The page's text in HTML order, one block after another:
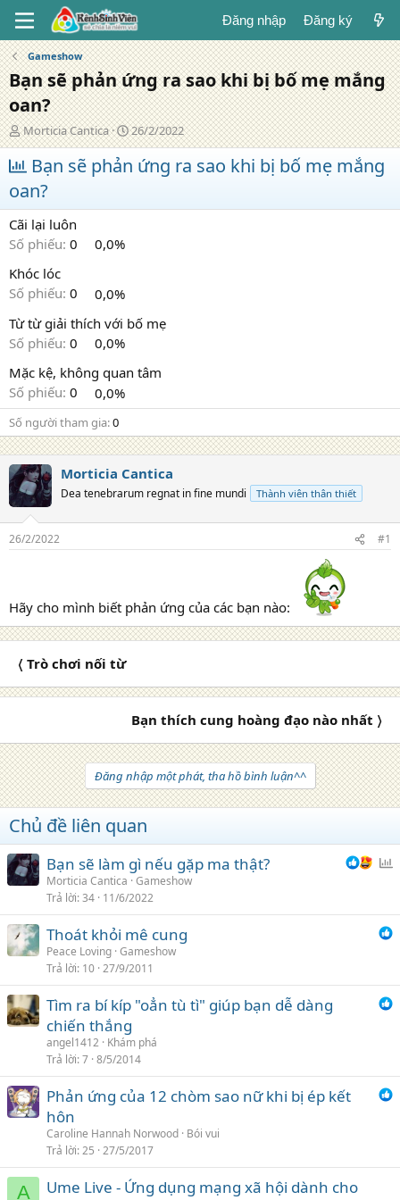
Đăng nhập Đăng ký
Gameshow
Bạn sẽ phản ứng ra sao khi bị bố mẹ mắng
oan?
T
á
c
g
i
ả
Morticia Cantica
N
g
à
y
ă
26/2/2022
Bạn sẽ phản ứng ra sao khi bị bố mẹ mắng
oan?
Cãi lại luôn
Số phiếu: 0
0,0%
Khóc lóc
Số phiếu: 0
0,0%
Từ từ giải thích với bố mẹ
Số phiếu: 0
0,0%
Mặc kệ, không quan tâm
Số phiếu: 0 0,0%
Số người tham gia 0
Morticia Cantica
Dea tenebrarum regnat in fine mundi Thành viên thân thiết
26/2/2022 #1
Hãy cho mình biết phản ứng của các bạn nào:
〈 Trò chơi nối từ
Bạn thích cung hoàng đạo nào nhất 〉
Đăng nhập một phát, tha hồ bình luận^^
Chủ đề liên quan
h
c
Bạn sẽ làm gì nếu gặp ma thật?
Morticia Cantica Gameshow
Trả lời 34 11/6/2022
Thoát khỏi mê cung
Peace Loving Gameshow
Trả lời 10 27/9/2011
Tìm ra bí kíp "oẳn tù tì" giúp bạn dễ dàng
chiến thắng
angel1412 Khám phá
Trả lời 7 8/5/2014
Phản ứng của 12 chòm sao nữ khi bị ép kết
hôn
Caroline Hannah Norwood Bói vui
Trả lời 25 27/5/2017
A
Ume Live - Ứng dụng mạng xã hội dành cho